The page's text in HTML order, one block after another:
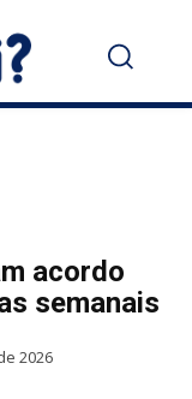
acordo
semanais
2026